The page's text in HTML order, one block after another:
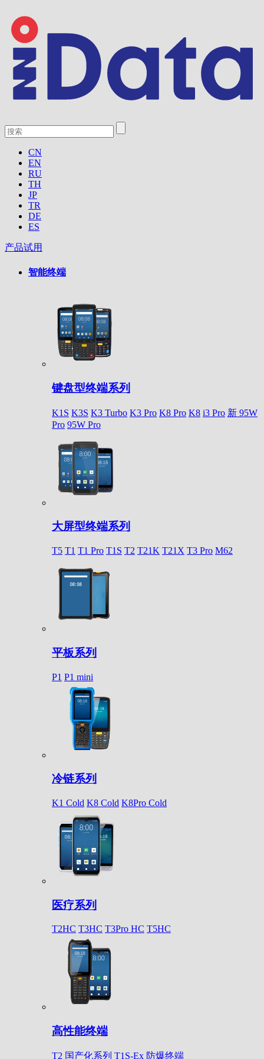
CN
EN
RU
TH
JP
TR
DE
ES
产品试用
智能终端
键盘型终端系列
K1S K3S K3 Turbo K3 Pro K8 Pro K8 i3 Pro 新 95W
Pro 95W Pro
大屏型终端系列
T5 T1 T1 Pro T1S T2 T21K T21X T3 Pro M62
平板系列
P1 P1 mini
冷链系列
K1 Cold K8 Cold K8Pro Cold
医疗系列
T2HC T3HC T3Pro HC T5HC
高性能终端
T2 国产化系列 T1S-Ex 防爆终端